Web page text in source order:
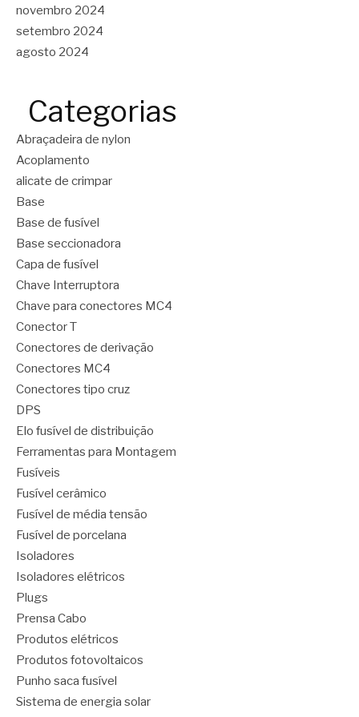
novembro 2024
setembro 2024
agosto 2024
Categorias
Abraçadeira de nylon
Acoplamento
alicate de crimpar
Base
Base de fusível
Base seccionadora
Capa de fusível
Chave Interruptora
Chave para conectores MC4
Conector T
Conectores de derivação
Conectores MC4
Conectores tipo cruz
DPS
Elo fusível de distribuição
Ferramentas para Montagem
Fusíveis
Fusível cerâmico
Fusível de média tensão
Fusível de porcelana
Isoladores
Isoladores elétricos
Plugs
Prensa Cabo
Produtos elétricos
Produtos fotovoltaicos
Punho saca fusível
Sistema de energia solar